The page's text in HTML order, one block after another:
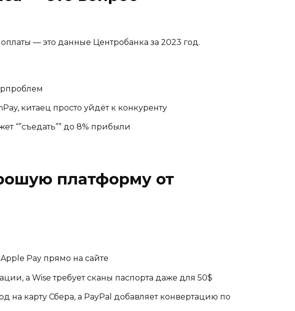
— это данные Центробанка за 2023 год.
китаец просто уйдёт к конкуренту
“”съедать”” до 8% прибыли
платформу от
Pay прямо на сайте
а Wise требует сканы паспорта даже для 50$
на карту Сбера, а PayPal добавляет конвертацию по